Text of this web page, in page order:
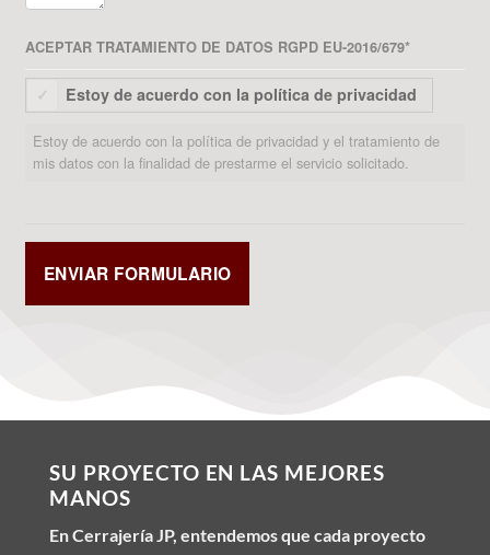
ACEPTAR TRATAMIENTO DE DATOS RGPD EU-2016/679*
Estoy de acuerdo con la política de privacidad
Estoy de acuerdo con la política de privacidad y el tratamiento de
mis datos con la finalidad de prestarme el servicio solicitado.
SU PROYECTO EN LAS MEJORES
MANOS
En Cerrajería JP, entendemos que cada proyecto